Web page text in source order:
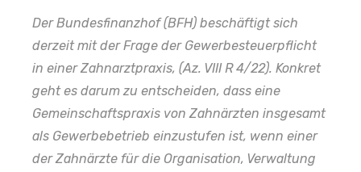
Der Bundesfinanzhof (BFH) beschäftigt sich
derzeit mit der Frage der Gewerbesteuerpflicht
in einer Zahnarztpraxis, (Az. VIII R 4/22). Konkret
geht es darum zu entscheiden, dass eine
Gemeinschaftspraxis von Zahnärzten insgesamt
als Gewerbebetrieb einzustufen ist, wenn einer
der Zahnärzte für die Organisation, Verwaltung